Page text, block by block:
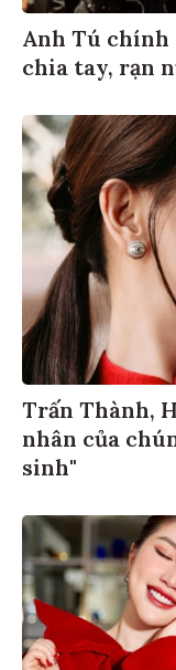
Anh Tú
chia tay, rạn
Trấn Thành,
nhân của
sinh"